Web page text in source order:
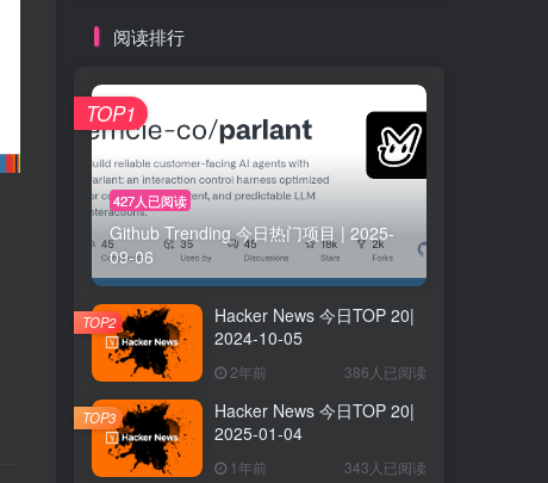
阅读排行
427人已阅读
Github Trending 今日热门项目 | 2025-
09-06
TOP1
Hacker News 今日TOP 20|
2024-10-05
2年前 386人已阅读
TOP2
Hacker News 今日TOP 20|
2025-01-04
1年前 343人已阅读
TOP3